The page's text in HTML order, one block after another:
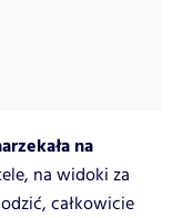
na
na widoki za
całkowicie